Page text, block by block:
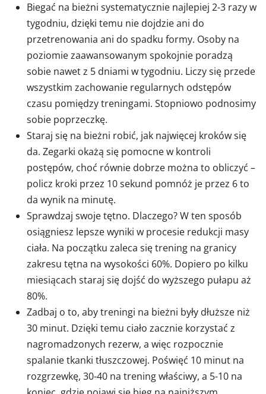
Biegać na bieżni systematycznie najlepiej 2-3 razy w
tygodniu, dzięki temu nie dojdzie ani do
przetrenowania ani do spadku formy. Osoby na
poziomie zaawansowanym spokojnie poradzą
sobie nawet z 5 dniami w tygodniu. Liczy się przede
wszystkim zachowanie regularnych odstępów
czasu pomiędzy treningami. Stopniowo podnosimy
sobie poprzeczkę.
Staraj się na bieżni robić, jak najwięcej kroków się
da. Zegarki okażą się pomocne w kontroli
postępów, choć równie dobrze można to obliczyć –
policz kroki przez 10 sekund pomnóż je przez 6 to
da wynik na minutę.
Sprawdzaj swoje tętno. Dlaczego? W ten sposób
osiągniesz lepsze wyniki w procesie redukcji masy
ciała. Na początku zaleca się trening na granicy
zakresu tętna na wysokości 60%. Dopiero po kilku
miesiącach staraj się dojść do wyższego pułapu aż
80%.
Zadbaj o to, aby treningi na bieżni były dłuższe niż
30 minut. Dzięki temu ciało zacznie korzystać z
nagromadzonych rezerw, a więc rozpocznie
spalanie tkanki tłuszczowej. Poświęć 10 minut na
rozgrzewkę, 30-40 na trening właściwy, a 5-10 na